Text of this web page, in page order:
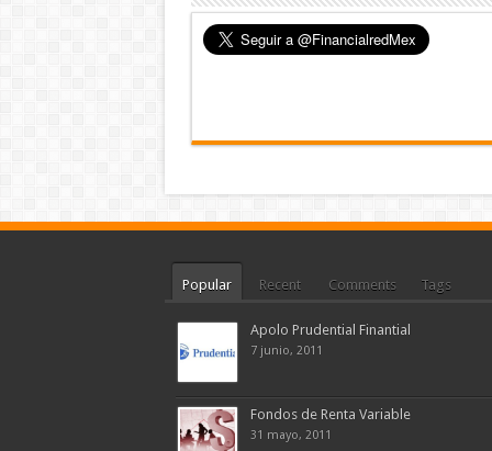
Popular Recent Comments Tags
Apolo Prudential Finantial
7 junio, 2011
Fondos de Renta Variable
31 mayo, 2011